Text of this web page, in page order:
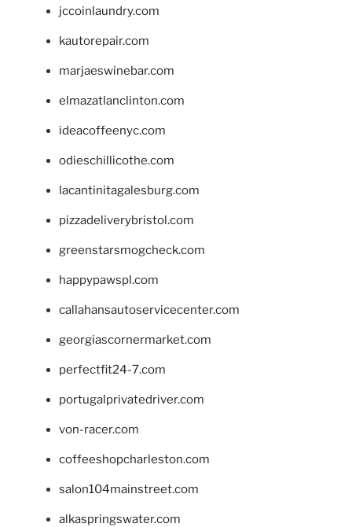
jccoinlaundry.com
kautorepair.com
marjaeswinebar.com
elmazatlanclinton.com
ideacoffeenyc.com
odieschillicothe.com
lacantinitagalesburg.com
pizzadeliverybristol.com
greenstarsmogcheck.com
happypawspl.com
callahansautoservicecenter.com
georgiascornermarket.com
perfectfit24-7.com
portugalprivatedriver.com
von-racer.com
coffeeshopcharleston.com
salon104mainstreet.com
alkaspringswater.com